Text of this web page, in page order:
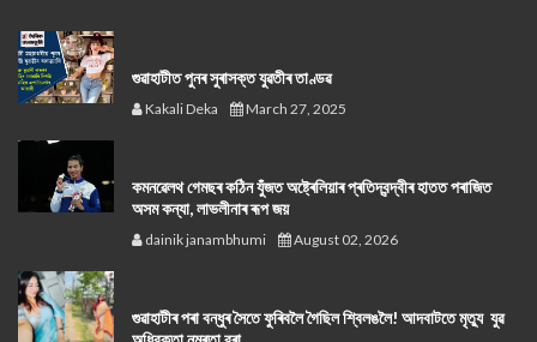
গুৱাহাটীত পুনৰ সুৰাসক্ত যুৱতীৰ তাণ্ডৱ
Kakali Deka March 27, 2025
কমনৱেলথ গেমছৰ কঠিন যুঁজত অষ্ট্ৰেলিয়াৰ প্ৰতিদ্বন্দ্বীৰ হাতত পৰাজিত
অসম কন্যা, লাভলীনাৰ ৰূপ জয়
dainik janambhumi August 02, 2026
গুৱাহাটীৰ পৰা বন্ধুৰ সৈতে ফুৰিবলৈ গৈছিল শ্বিলঙলৈ! আদবাটতে মৃত্যু যুৱ